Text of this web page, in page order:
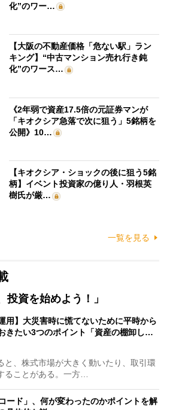
化”のワー…
【大阪の不動産価格「危ない駅」ラン
キング】“中古マンション売れ行き鈍
化”のワース…
《2年弱で資産17.5倍の元証券マンが
「キオクシア急落で次に狙う」5銘柄を
公開》10…
【キオクシア・ショックの後に狙う5銘
柄】イベント投資家の億り人・羽根英
樹氏が厳…
一覧を見る
投資を始めよう！」
用】大災害時に慌てないために平時から
きたい3つのポイント「資産の棚卸し…
、株式市場が大きく動いたり、取引環
ることがある。一方…
ード」、何が変わったのかポイントを解